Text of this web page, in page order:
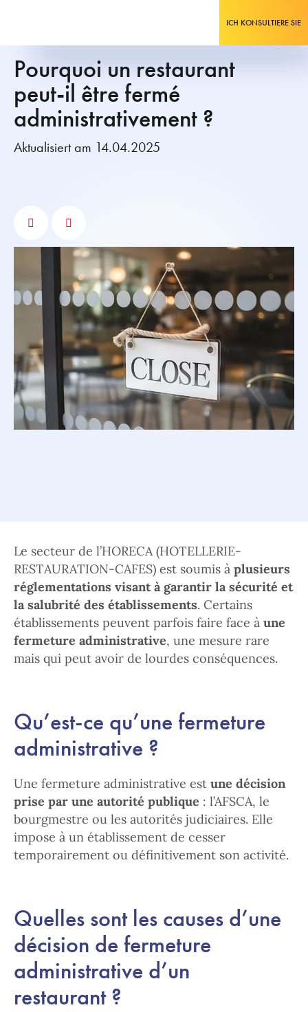
ICH KONSULTIERE SIE
Pourquoi un restaurant
peut-il être fermé
administrativement ?
Aktualisiert am 14.04.2025
Le secteur de l’HORECA (HOTELLERIE-
RESTAURATION-CAFES) est soumis à plusieurs
réglementations visant à garantir la sécurité et
la salubrité des établissements. Certains
établissements peuvent parfois faire face à une
fermeture administrative, une mesure rare
mais qui peut avoir de lourdes conséquences.
Qu’est-ce qu’une fermeture
administrative ?
Une fermeture administrative est une décision
prise par une autorité publique : l’AFSCA, le
bourgmestre ou les autorités judiciaires. Elle
impose à un établissement de cesser
temporairement ou définitivement son activité.
Quelles sont les causes d’une
décision de fermeture
administrative d’un
restaurant ?